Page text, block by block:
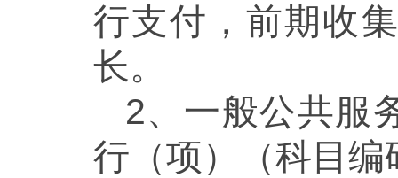
行支付，前期收
长。
2、一般公共服
行（项）（科目